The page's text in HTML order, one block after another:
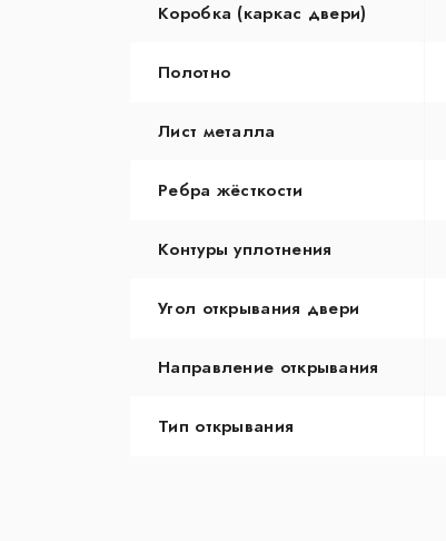
Коробка (каркас двери)
Полотно
Лист металла
Ребра жёсткости
Контуры уплотнения
Угол открывания двери
Направление открывания
Тип открывания